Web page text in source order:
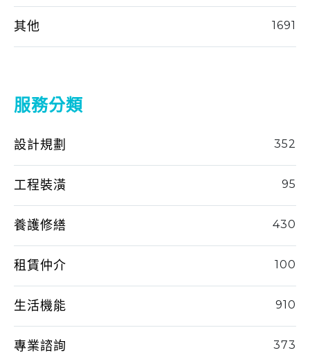
其他 1691
服務分類
設計規劃 352
工程裝潢 95
養護修繕 430
租賃仲介 100
生活機能 910
專業諮詢 373